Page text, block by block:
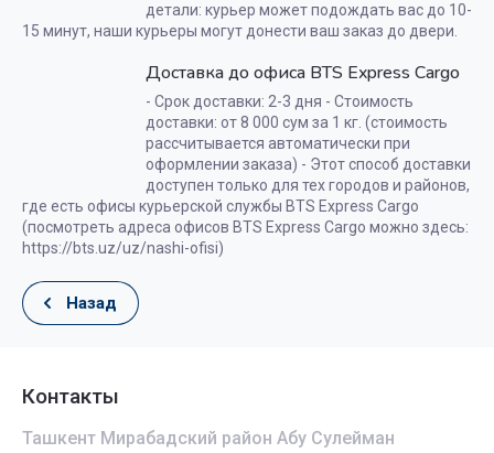
детали: курьер может подождать вас до 10-
15 минут, наши курьеры могут донести ваш заказ до двери.
Доставка до офиса BTS Express Cargo
- Срок доставки: 2-3 дня - Стоимость
доставки: от 8 000 сум за 1 кг. (стоимость
рассчитывается автоматически при
оформлении заказа) - Этот способ доставки
доступен только для тех городов и районов,
где есть офисы курьерской службы BTS Express Cargo
(посмотреть адреса офисов BTS Express Cargo можно здесь:
https://bts.uz/uz/nashi-ofisi)
Назад
Контакты
Ташкент Мирабадский район Абу Сулейман